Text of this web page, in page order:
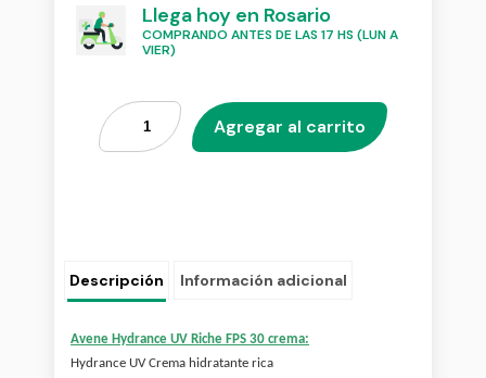
Llega hoy en Rosario
COMPRANDO ANTES DE LAS 17 HS (LUN A
VIER)
Agregar al carrito
Descripción Información adicional
Avene Hydrance UV Riche FPS 30 crema:
Hydrance UV Crema hidratante rica